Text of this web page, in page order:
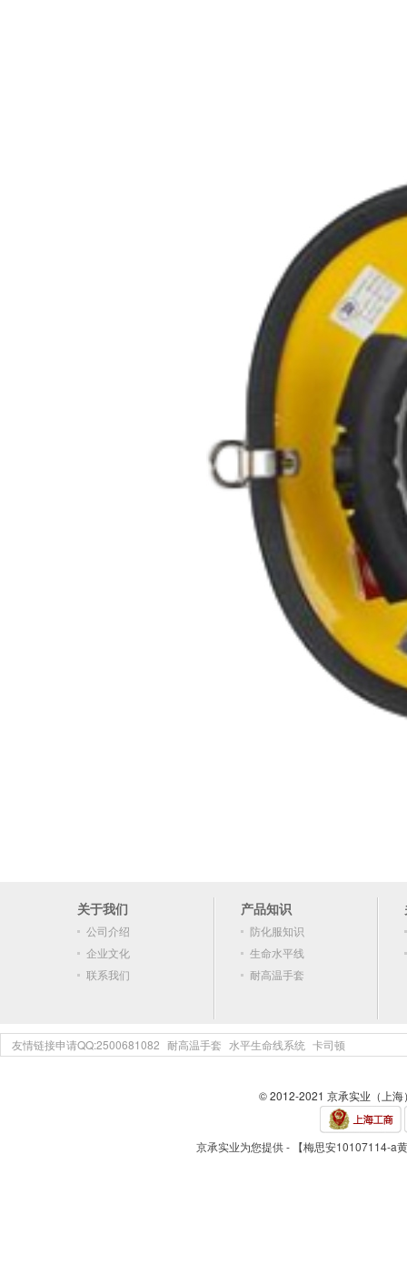
关于我们
公司介绍
企业文化
联系我们
产品知识
防化服知识
生命水平线
耐高温手套
友情链接申请QQ:2500681082 耐高温手套 水平生命线系统 卡司顿
© 2012-2021 京承实业（上
京承实业为您提供 - 【梅思安10107114-a